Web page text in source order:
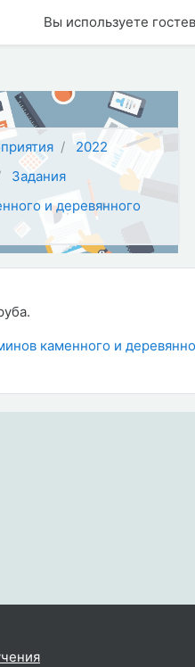
Вы используете
2022
Задания
и деревянного
каменного и